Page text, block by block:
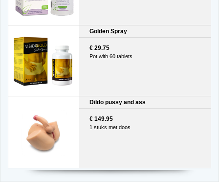
Golden Spray
€ 29.75
Pot with 60 tablets
Dildo pussy and ass
€ 149.95
1 stuks met doos